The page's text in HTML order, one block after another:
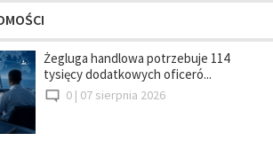
Żegluga handlowa potrzebuje 114
tysięcy dodatkowych oficeró...
0 | 07 sierpnia 2026